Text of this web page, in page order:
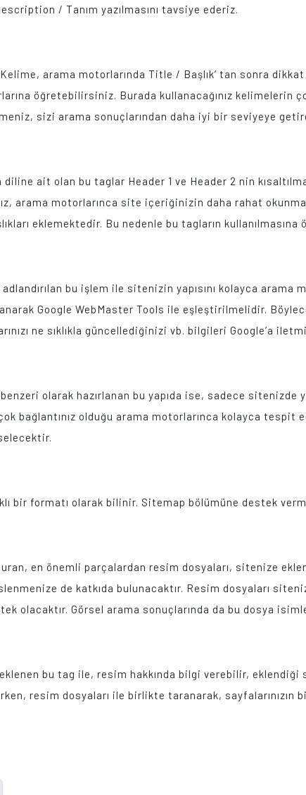
/ Tanım yazılmasını tavsiye ederiz.
arama motorlarında Title / Başlık’ tan sonra
öğretebilirsiniz. Burada kullanacağınız kelimelerin
sizi arama sonuçlarından daha iyi bir seviyeye
ait olan bu taglar Header 1 ve Header 2 nin
arama motorlarınca site içeriğinizin daha rahat
eklemektedir. Bu nedenle bu tagların
bu işlem ile sitenizin yapısını kolayca
Google WebMaster Tools ile eşleştirilmelidir.
ne sıklıkla güncellediğinizi vb. bilgileri Google’a
olarak hazırlanan bu yapıda ise, sadece
bağlantınız olduğu arama motorlarınca kolayca
bir formatı olarak bilinir. Sitemap bölümüne destek
en önemli parçalardan resim dosyaları, sitenize
de katkıda bulunacaktır. Resim dosyaları
olacaktır. Görsel arama sonuçlarında da bu dosya
bu tag ile, resim hakkında bilgi verebilir,
resim dosyaları ile birlikte taranarak,